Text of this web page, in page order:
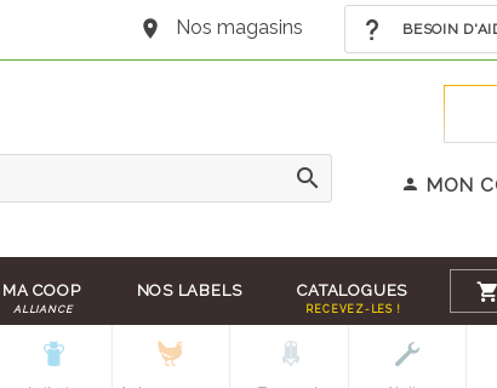
Nos magasins BESOIN
MON
MA COOP
ALLIANCE
NOS LABELS CATALOGUES
RECEVEZ-LES !